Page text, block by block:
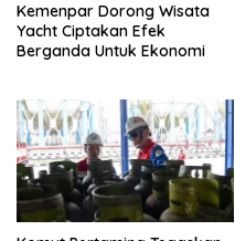
Kemenpar Dorong Wisata
Yacht Ciptakan Efek
Berganda Untuk Ekonomi